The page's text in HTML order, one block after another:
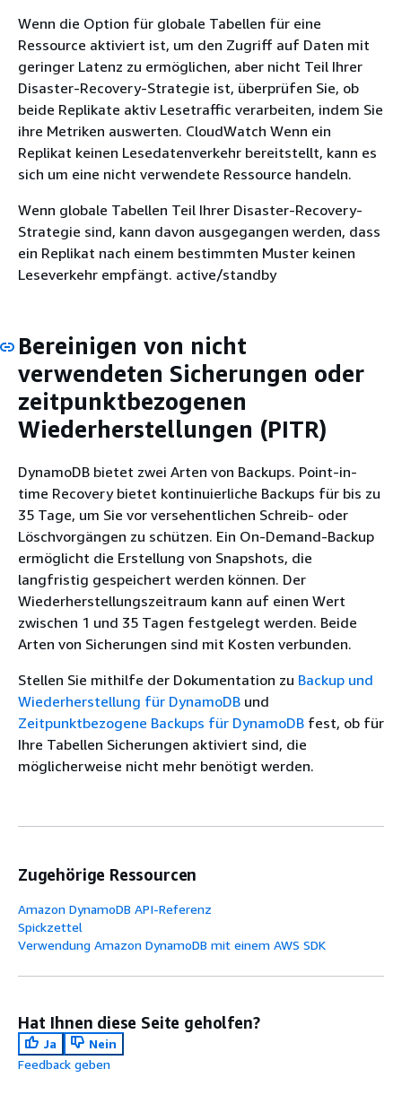
Wenn die Option für globale Tabellen für eine
Ressource aktiviert ist, um den Zugriff auf Daten mit
geringer Latenz zu ermöglichen, aber nicht Teil Ihrer
Disaster-Recovery-Strategie ist, überprüfen Sie, ob
beide Replikate aktiv Lesetraffic verarbeiten, indem Sie
ihre Metriken auswerten. CloudWatch Wenn ein
Replikat keinen Lesedatenverkehr bereitstellt, kann es
sich um eine nicht verwendete Ressource handeln.
Wenn globale Tabellen Teil Ihrer Disaster-Recovery-
Strategie sind, kann davon ausgegangen werden, dass
ein Replikat nach einem bestimmten Muster keinen
Leseverkehr empfängt. active/standby
Bereinigen von nicht
verwendeten Sicherungen oder
zeitpunktbezogenen
Wiederherstellungen (PITR)
DynamoDB bietet zwei Arten von Backups. Point-in-
time Recovery bietet kontinuierliche Backups für bis zu
35 Tage, um Sie vor versehentlichen Schreib- oder
Löschvorgängen zu schützen. Ein On-Demand-Backup
ermöglicht die Erstellung von Snapshots, die
langfristig gespeichert werden können. Der
Wiederherstellungszeitraum kann auf einen Wert
zwischen 1 und 35 Tagen festgelegt werden. Beide
Arten von Sicherungen sind mit Kosten verbunden.
Stellen Sie mithilfe der Dokumentation zu Backup und
Wiederherstellung für DynamoDB und
Zeitpunktbezogene Backups für DynamoDB fest, ob für
Ihre Tabellen Sicherungen aktiviert sind, die
möglicherweise nicht mehr benötigt werden.
Zugehörige Ressourcen
Amazon DynamoDB API-Referenz
Spickzettel
Verwendung Amazon DynamoDB mit einem AWS SDK
Hat Ihnen diese Seite geholfen?
Ja
Nein
Feedback geben